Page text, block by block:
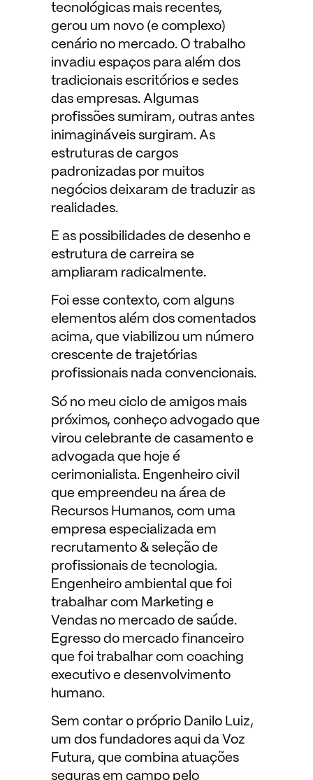
tecnológicas mais recentes,
gerou um novo (e complexo)
cenário no mercado. O trabalho
invadiu espaços para além dos
tradicionais escritórios e sedes
das empresas. Algumas
profissões sumiram, outras antes
inimagináveis surgiram. As
estruturas de cargos
padronizadas por muitos
negócios deixaram de traduzir as
realidades.
E as possibilidades de desenho e
estrutura de carreira se
ampliaram radicalmente.
Foi esse contexto, com alguns
elementos além dos comentados
acima, que viabilizou um número
crescente de trajetórias
profissionais nada convencionais.
Só no meu ciclo de amigos mais
próximos, conheço advogado que
virou celebrante de casamento e
advogada que hoje é
cerimonialista. Engenheiro civil
que empreendeu na área de
Recursos Humanos, com uma
empresa especializada em
recrutamento & seleção de
profissionais de tecnologia.
Engenheiro ambiental que foi
trabalhar com Marketing e
Vendas no mercado de saúde.
Egresso do mercado financeiro
que foi trabalhar com coaching
executivo e desenvolvimento
humano.
Sem contar o próprio Danilo Luiz,
um dos fundadores aqui da Voz
Futura, que combina atuações
seguras em campo pelo